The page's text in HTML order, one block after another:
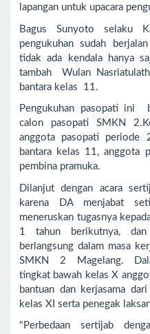
lapangan untuk upacara
Bagus Sunyoto selaku
pengukuhan sudah
tidak ada kendala hanya
tambah Wulan
bantara kelas 11.
Pengukuhan pasopati ini
calon pasopati SMKN
anggota pasopati periode
bantara kelas 11, anggota
pembina pramuka.
Dilanjut dengan acara
karena DA menjabat
meneruskan tugasnya
1 tahun berikutnya,
berlangsung dalam masa
SMKN 2 Magelang.
tingkat bawah kelas X
bantuan dan kerjasama
kelas XI serta penegak
"Perbedaan sertijab